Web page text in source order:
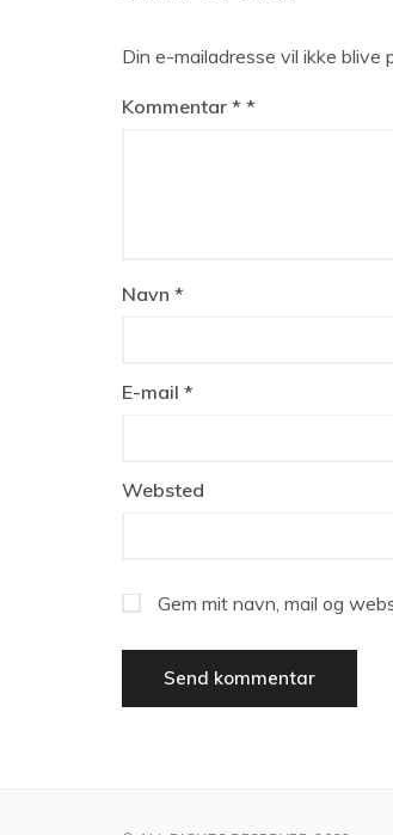
Din e-mailadresse vil ikke blive
Kommentar *
Navn *
E-mail *
Websted
Gem mit navn, mail og